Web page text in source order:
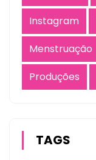
Instagram
Menstruação
Produções
TAGS